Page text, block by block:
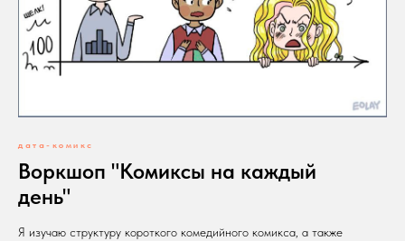
дата-комикс
Воркшоп "Комиксы на каждый
день"
Я изучаю структуру короткого комедийного комикса, а также